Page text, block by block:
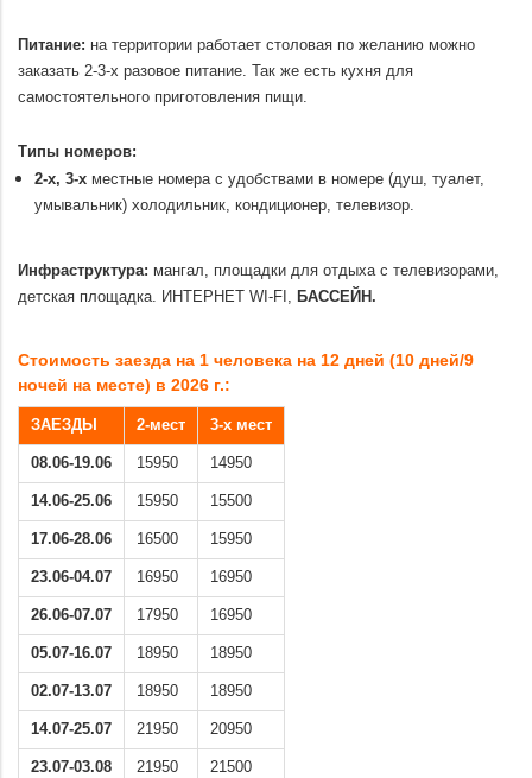
Питание: на территории работает столовая по желанию можно
заказать 2-3-х разовое питание. Так же есть кухня для
самостоятельного приготовления пищи.
Типы номеров:
2-х, 3-х местные номера с удобствами в номере (душ, туалет,
умывальник) холодильник, кондиционер, телевизор.
Инфраструктура: мангал, площадки для отдыха с телевизорами,
детская площадка. ИНТЕРНЕТ WI-FI, БАССЕЙН.
Стоимость заезда на 1 человека на 12 дней (10 дней/9
ночей на месте) в 2026 г.:
ЗАЕЗДЫ 2-мест 3-х мест
08.06-19.06 15950 14950
14.06-25.06 15950 15500
17.06-28.06 16500 15950
23.06-04.07 16950 16950
26.06-07.07 17950 16950
05.07-16.07 18950 18950
02.07-13.07 18950 18950
14.07-25.07 21950 20950
23.07-03.08 21950 21500